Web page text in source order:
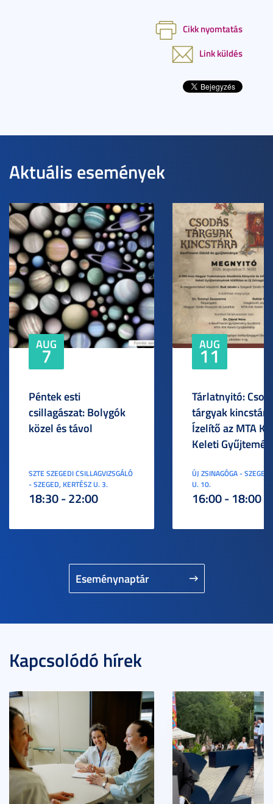
Cikk nyomtatás
Link küldés
Aktuális események
Eseménynaptár
AUG
7
Péntek esti
csillagászat: Bolygók
közel és távol
SZTE SZEGEDI CSILLAGVIZSGÁLÓ
- SZEGED, KERTÉSZ U. 3.
18:30 - 22:00
AUG
11
Tárlatnyitó:
tárgyak
Ízelítő az MTA
Keleti
ÚJ ZSINAGÓGA -
U. 10.
16:00 - 18:00
Kapcsolódó hírek